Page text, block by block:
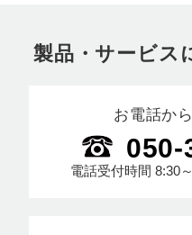
製品・サービス
お電話か
050-
電話受付時間 8:30